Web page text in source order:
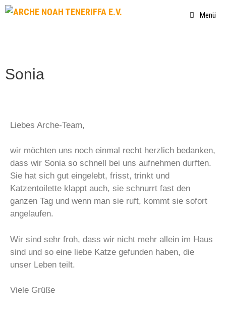
Menü
Sonia
Liebes Arche-Team,
wir möchten uns noch einmal recht herzlich bedanken,
dass wir Sonia so schnell bei uns aufnehmen durften.
Sie hat sich gut eingelebt, frisst, trinkt und
Katzentoilette klappt auch, sie schnurrt fast den
ganzen Tag und wenn man sie ruft, kommt sie sofort
angelaufen.
Wir sind sehr froh, dass wir nicht mehr allein im Haus
sind und so eine liebe Katze gefunden haben, die
unser Leben teilt.
Viele Grüße